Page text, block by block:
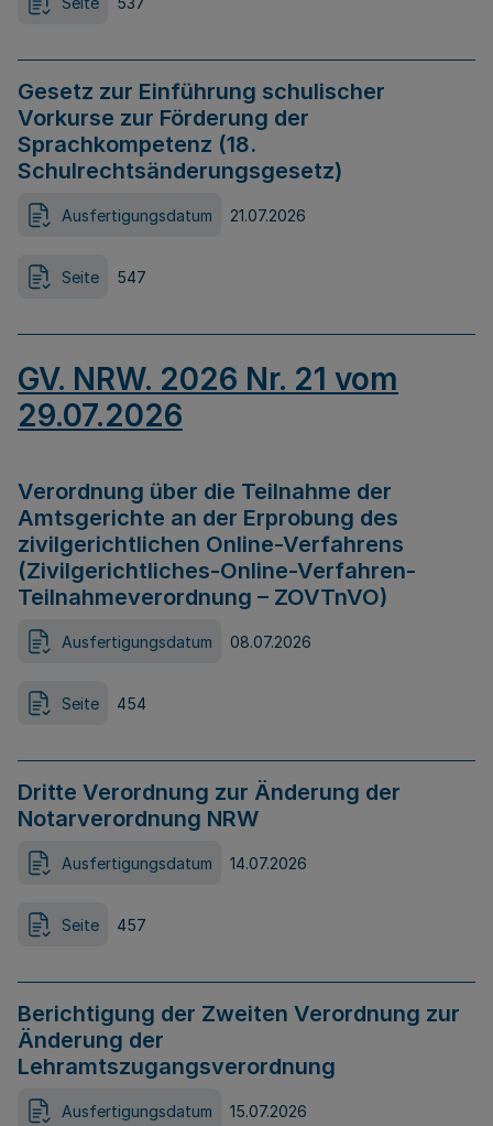
Gesetz zur Einführung schulischer
Vorkurse zur Förderung der
Sprachkompetenz (18.
Schulrechtsänderungsgesetz)
Ausfertigungsdatum 21.07.2026
Seite 547
GV. NRW. 2026 Nr. 21 vom
29.07.2026
Verordnung über die Teilnahme der
Amtsgerichte an der Erprobung des
zivilgerichtlichen Online-Verfahrens
(Zivilgerichtliches-Online-Verfahren-
Teilnahmeverordnung – ZOVTnVO)
Ausfertigungsdatum 08.07.2026
Seite 454
Dritte Verordnung zur Änderung der
Notarverordnung NRW
Ausfertigungsdatum 14.07.2026
Seite 457
Berichtigung der Zweiten Verordnung zur
Änderung der
Lehramtszugangsverordnung
Ausfertigungsdatum 15.07.2026